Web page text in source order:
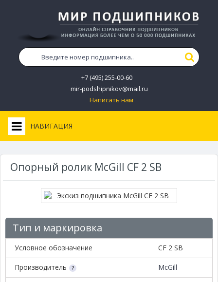
+7 (495) 255-00-60
mir-podshipnikov@mail.ru
Написать нам
НАВИГАЦИЯ
Опорный ролик McGill CF 2 SB
Тип и маркировка
Условное обозначение CF 2 SB
Производитель McGill